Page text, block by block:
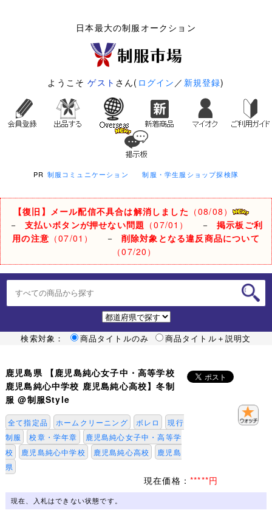
日本最大の制服オークション
ようこそゲスト さん( ログイン ／ 新規登録)
PR 制服コミュニケーション 制服・学生服ショップ探検隊
【復旧】メール配信不具合は解消しました （08/08）
－ 支払いボタンが押せない問題 （07/01） －掲示板ご利
用の注意 （07/01） － 削除対象となる違反商品について
（07/20）
検索対象： 商品タイトルのみ 商品タイトル＋説明文
鹿児島県 【鹿児島純心女子中・高等学校
鹿児島純心中学校 鹿児島純心高校】冬制
服 @制服Style
全て指定品 ホームクリーニング ボレロ
現行
制服
校章・学年章
鹿児島純心女子中・高等学
校
鹿児島純心中学校 鹿児島純心高校
鹿児島
県
現在価格： *****円
現在、入札はできない状態です。